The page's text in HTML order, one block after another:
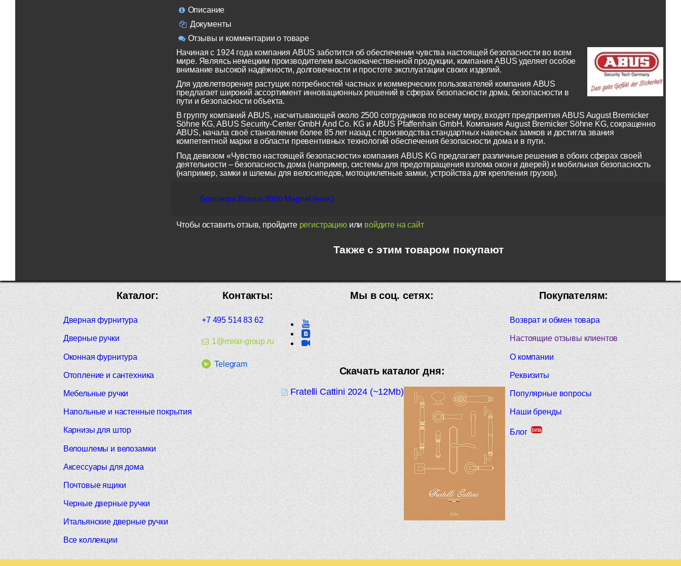
Описание
Документы
Отзывы и комментарии о товаре
Начиная с 1924 года компания ABUS заботится об обеспечении чувства настоящей безопасности во всем
мире. Являясь немецким производителем высококачественной продукции, компания ABUS уделяет особое
внимание высокой надёжности, долговечности и простоте эксплуатации своих изделий.
Для удовлетворения растущих потребностей частных и коммерческих пользователей компания ABUS
предлагает широкий ассортимент инновационных решений в сферах безопасности дома, безопасности в
пути и безопасности объекта.
В группу компаний ABUS, насчитывающей около 2500 сотрудников по всему миру, входят предприятия ABUS August Bremicker
Söhne KG, ABUS Security-Center GmbH And Co. KG и ABUS Pfaffenhain GmbH. Компания August Bremicker Söhne KG, сокращенно
ABUS, начала своё становление более 85 лет назад с производства стандартных навесных замков и достигла звания
компетентной марки в области превентивных технологий обеспечения безопасности дома и в пути.
Под девизом «Чувство настоящей безопасности» компания ABUS KG предлагает различные решения в обоих сферах своей
деятельности – безопасность дома (например, системы для предотвращения взлома окон и дверей) и мобильная безопасность
(например, замки и шлемы для велосипедов, мотоциклетные замки, устройства для крепления грузов).
Брошюра Bravus.3500 Magnet (нем.)
Чтобы оставить отзыв, пройдите регистрациюили войдите на сайт
Также с этим товаром покупают
Покупателям:
Возврат и обмен товара
Настоящие отзывы клиентов
О компании
Реквизиты
Популярные вопросы
Наши бренды
Блог beta
Мы в соц. сетях:
Скачать каталог дня:
Fratelli Cattini 2024 (~12Mb)
Контакты:
+7 495 514 83 62
1@mirar-group.ru
Telegram
Каталог:
Дверная фурнитура
Дверные ручки
Оконная фурнитура
Отопление и сантехника
Мебельные ручки
Напольные и настенные покрытия
Карнизы для штор
Велошлемы и велозамки
Аксессуары для дома
Почтовые ящики
Черные дверные ручки
Итальянские дверные ручки
Все коллекции